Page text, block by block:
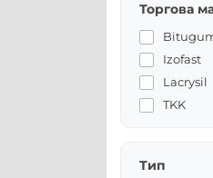
Торгова
Izofast
Lacrysil
TKK
Тип